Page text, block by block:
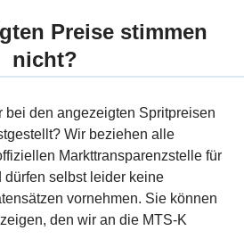
Preise stimmen
nicht?
bei den angezeigten Spritpreisen
Wir beziehen alle
Markttransparenzstelle für
dürfen selbst leider keine
vornehmen. Sie können
den wir an die MTS-K